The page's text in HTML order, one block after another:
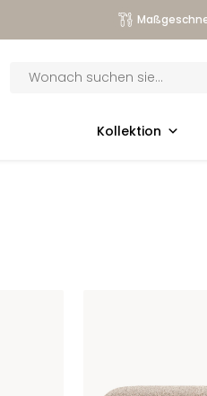
search
Kollektion